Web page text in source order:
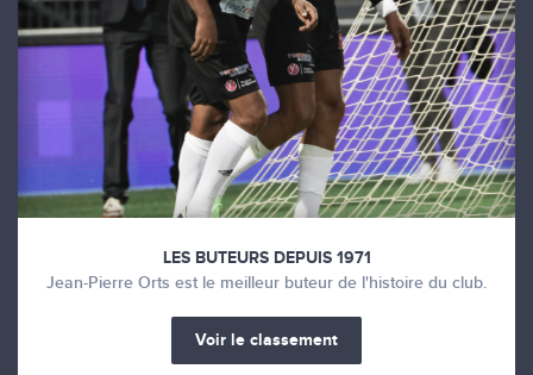
LES BUTEURS DEPUIS 1971
Jean-Pierre Orts est le meilleur buteur de l'histoire du club.
Voir le classement